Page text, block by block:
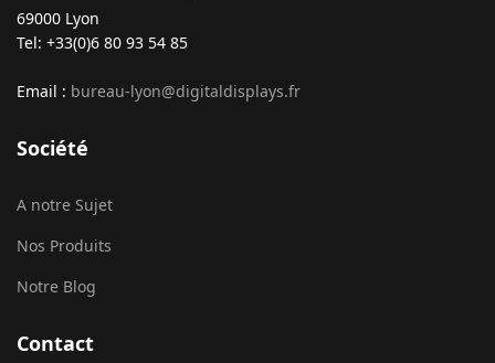
69000 Lyon
Tel: +33(0)6 80 93 54 85
Email : bureau-lyon@digitaldisplays.fr
Société
A notre Sujet
Nos Produits
Notre Blog
Contact